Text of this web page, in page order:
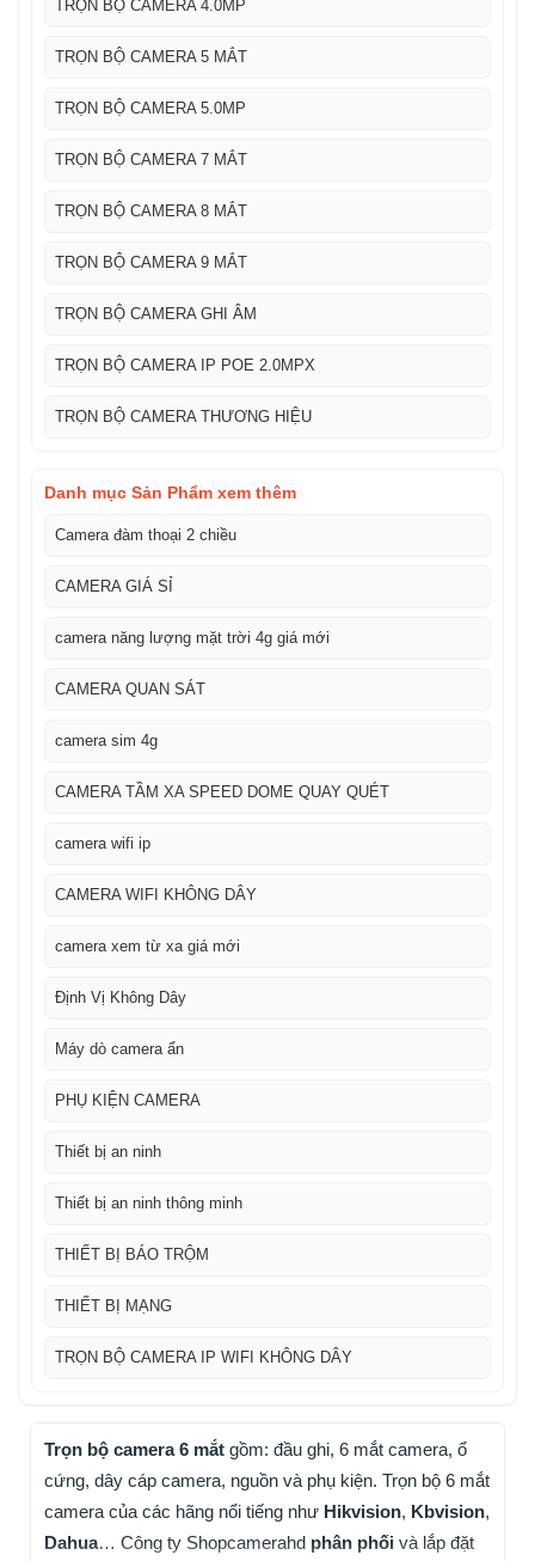
TRỌN BỘ CAMERA 4.0MP
TRỌN BỘ CAMERA 5 MẮT
TRỌN BỘ CAMERA 5.0MP
TRỌN BỘ CAMERA 7 MẮT
TRỌN BỘ CAMERA 8 MẮT
TRỌN BỘ CAMERA 9 MẮT
TRỌN BỘ CAMERA GHI ÂM
TRỌN BỘ CAMERA IP POE 2.0MPX
TRỌN BỘ CAMERA THƯƠNG HIỆU
Danh mục Sản Phẩm xem thêm
Camera đàm thoại 2 chiều
CAMERA GIÁ SỈ
camera năng lượng mặt trời 4g giá mới
CAMERA QUAN SÁT
camera sim 4g
CAMERA TẦM XA SPEED DOME QUAY QUÉT
camera wifi ip
CAMERA WIFI KHÔNG DÂY
camera xem từ xa giá mới
Định Vị Không Dây
Máy dò camera ẩn
PHỤ KIỆN CAMERA
Thiết bị an ninh
Thiết bị an ninh thông minh
THIẾT BỊ BÁO TRỘM
THIẾT BỊ MẠNG
TRỌN BỘ CAMERA IP WIFI KHÔNG DÂY
Trọn bộ camera 6 mắt gồm: đầu ghi, 6 mắt camera, ổ
cứng, dây cáp camera, nguồn và phụ kiện. Trọn bộ 6 mắt
camera của các hãng nổi tiếng như Hikvision, Kbvision,
Dahua… Công ty Shopcamerahd phân phối và lắp đặt